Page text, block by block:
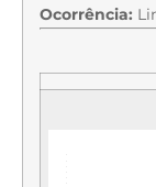
Ocorrência: